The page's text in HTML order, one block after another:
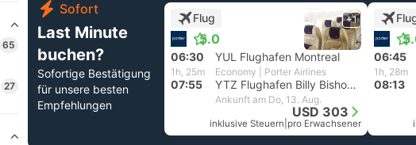
65
27
Sofort
Last Minute
buchen?
Sofortige Bestätigung
für unsere besten
Empfehlungen
Flug
5.0
+1
06:30 YUL Flughafen Montreal
1h, 25m Economy | Porter Airlines
07:55 YTZ Flughafen Billy Bishop, Toronto
Ankunft am Do, 13. Aug.
USD 303
inklusive Steuern pro Erwachsener
06:45
1h, 28m
08:13